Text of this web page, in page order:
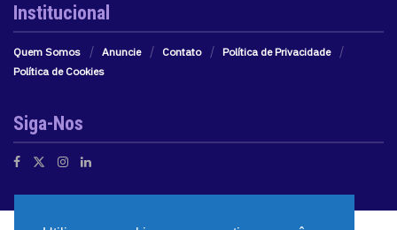
Institucional
Quem Somos Anuncie Contato
Política de Privacidade
Política de Cookies
Siga-Nos